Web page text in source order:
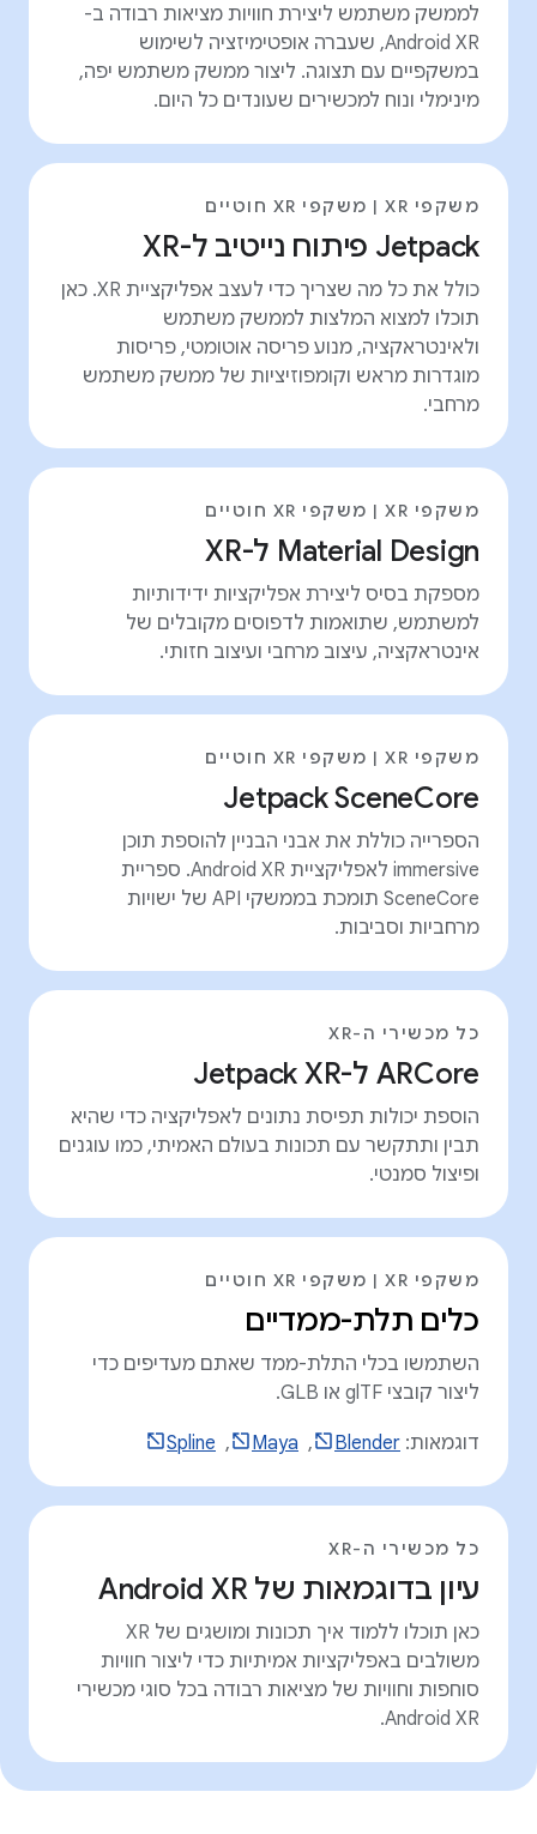
לממשק משתמש ליצירת חוויות מציאות רבודה ב-
Android XR, שעברה אופטימיזציה לשימוש
במשקפיים עם תצוגה. ליצור ממשק משתמש יפה,
מינימלי ונוח למכשירים שעונדים כל היום.
משקפי XR | משקפי XR חוטיים
Jetpack פיתוח נייטיב ל-XR
כולל את כל מה שצריך כדי לעצב אפליקציית XR. כאן
תוכלו למצוא המלצות לממשק משתמש
ולאינטראקציה, מנוע פריסה אוטומטי, פריסות
מוגדרות מראש וקומפוזיציות של ממשק משתמש
מרחבי.
משקפי XR | משקפי XR חוטיים
Material Design ל-XR
מספקת בסיס ליצירת אפליקציות ידידותיות
למשתמש, שתואמות לדפוסים מקובלים של
אינטראקציה, עיצוב מרחבי ועיצוב חזותי.
משקפי XR | משקפי XR חוטיים
Jetpack SceneCore
הספרייה כוללת את אבני הבניין להוספת תוכן
immersive לאפליקציית Android XR. ספריית
SceneCore תומכת בממשקי API של ישויות
מרחביות וסביבות.
כל מכשירי ה-XR
ARCore ל-Jetpack XR
הוספת יכולות תפיסת נתונים לאפליקציה כדי שהיא
תבין ותתקשר עם תכונות בעולם האמיתי, כמו עוגנים
ופיצול סמנטי.
משקפי XR | משקפי XR חוטיים
כלים תלת-ממדיים
השתמשו בכלי התלת-ממד שאתם מעדיפים כדי
ליצור קובצי glTF או GLB.
דוגמאות: Blender
, ‏
Maya
, ‏
Spline
כל מכשירי ה-XR
עיון בדוגמאות של Android XR
כאן תוכלו ללמוד איך תכונות ומושגים של XR
משולבים באפליקציות אמיתיות כדי ליצור חוויות
סוחפות וחוויות של מציאות רבודה בכל סוגי מכשירי
Android XR.